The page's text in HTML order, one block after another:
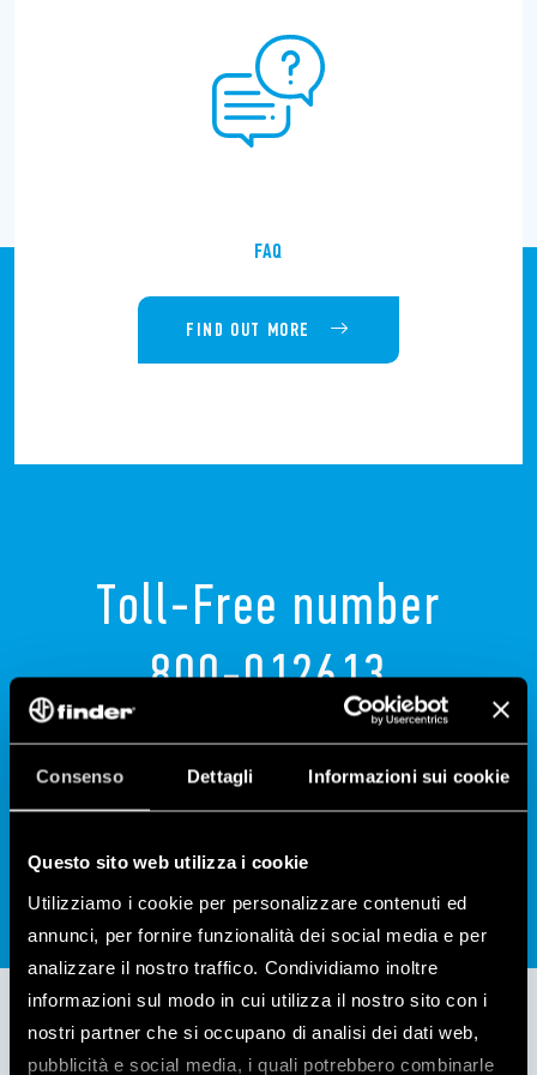
Consenso Dettagli Informazioni sui cookie
Questo sito web utilizza i cookie
Utilizziamo i cookie per personalizzare contenuti ed
annunci, per fornire funzionalità dei social media e per
analizzare il nostro traffico. Condividiamo inoltre
informazioni sul modo in cui utilizza il nostro sito con i
nostri partner che si occupano di analisi dei dati web,
pubblicità e social media, i quali potrebbero combinarle
FAQ
FIND OUT MORE
Toll-Free number
800-012613
Technical support is available from Monday to
Friday from 08:30 to 12:30 and from 14:00 to 17:00